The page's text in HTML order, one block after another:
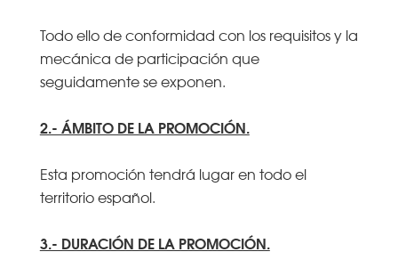
Todo ello de conformidad con los requisitos y la
mecánica de participación que
seguidamente se exponen.
2.- ÁMBITO DE LA PROMOCIÓN.
Esta promoción tendrá lugar en todo el
territorio español.
3.- DURACIÓN DE LA PROMOCIÓN.